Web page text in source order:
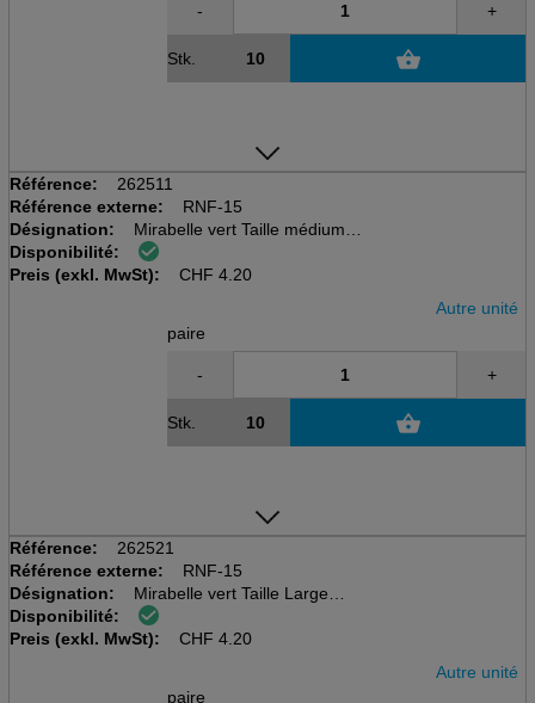
- +
Stk.
Référence:
262511
Référence externe:
RNF-15
Désignation:
Mirabelle vert Taille médium
Gant tout usage en nitrile
330mm long, 0.38mm d'épaisseu
Disponibilité:
Preis (exkl. MwSt):
CHF 4.20
Autre unité
paire
- +
Stk.
Référence:
262521
Référence externe:
RNF-15
Désignation:
Mirabelle vert Taille Large
Gant tout usage en nitrile
330mm long, 0.38mm d'épaisseu
Disponibilité:
Preis (exkl. MwSt):
CHF 4.20
Autre unité
paire